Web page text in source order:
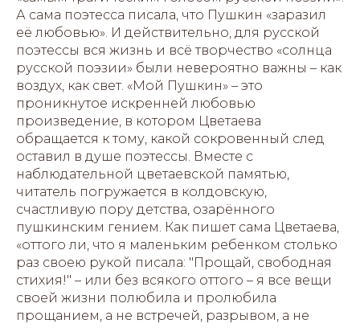
А сама поэтесса писала, что Пушкин «заразил
её любовью». И действительно, для русской
поэтессы вся жизнь и всё творчество «солнца
русской поэзии» были невероятно важны – как
воздух, как свет. «Мой Пушкин» – это
проникнутое искренней любовью
произведение, в котором Цветаева
обращается к тому, какой сокровенный след
оставил в душе поэтессы. Вместе с
наблюдательной цветаевской памятью,
читатель погружается в колдовскую,
счастливую пору детства, озарённого
пушкинским гением. Как пишет сама Цветаева,
«оттого ли, что я маленьким ребенком столько
раз своею рукой писала: "Прощай, свободная
стихия!" – или без всякого оттого – я все вещи
своей жизни полюбила и пролюбила
прощанием, а не встречей, разрывом, а не